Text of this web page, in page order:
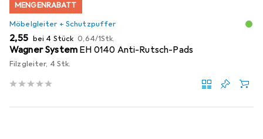
MENGENRABATT
Möbelgleiter + Schutzpuffer
EUR
2,55 bei 4 Stück EUR
0,64/1Stk.
Wagner System EH 0140 Anti-Rutsch-Pads
Filzgleiter, 4 Stk.